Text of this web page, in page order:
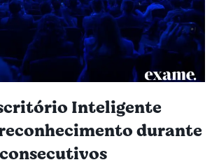
Inteligente
durante